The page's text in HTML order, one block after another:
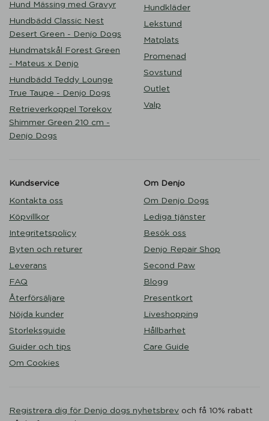
Hund Mässing med Gravyr
Hundbädd Classic Nest
Desert Green - Denjo Dogs
Hundmatskål Forest Green
- Mateus x Denjo
Hundbädd Teddy Lounge
True Taupe - Denjo Dogs
Retrieverkoppel Torekov
Shimmer Green 210 cm -
Denjo Dogs
Hundkläder
Lekstund
Matplats
Promenad
Sovstund
Outlet
Valp
Kundservice
Kontakta oss
Köpvillkor
Integritetspolicy
Byten och returer
Leverans
FAQ
Återförsäljare
Nöjda kunder
Storleksguide
Guider och tips
Om Cookies
Om Denjo
Om Denjo Dogs
Lediga tjänster
Besök oss
Denjo Repair Shop
Second Paw
Blogg
Presentkort
Liveshopping
Hållbarhet
Care Guide
Registrera dig för Denjo dogs nyhetsbrev och få 10% rabatt